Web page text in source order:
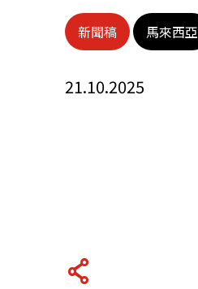
關於我們
聯繫我們
新聞稿 馬來西亞
21.10.2025